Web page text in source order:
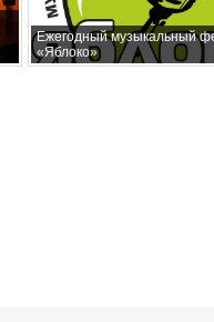
Ежегодный музыкальный
«Яблоко»